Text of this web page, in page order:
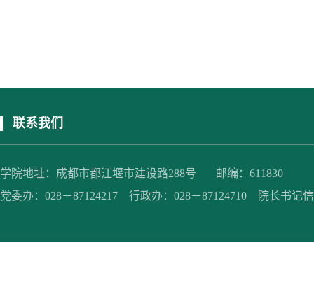
联系我们
学院地址：成都市都江堰市建设路288号 邮编：611830
党委办：028－87124217 行政办：028－87124710 院长书记信